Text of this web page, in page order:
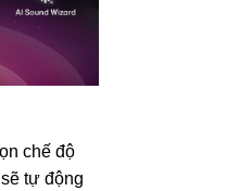
chế độ
tự động